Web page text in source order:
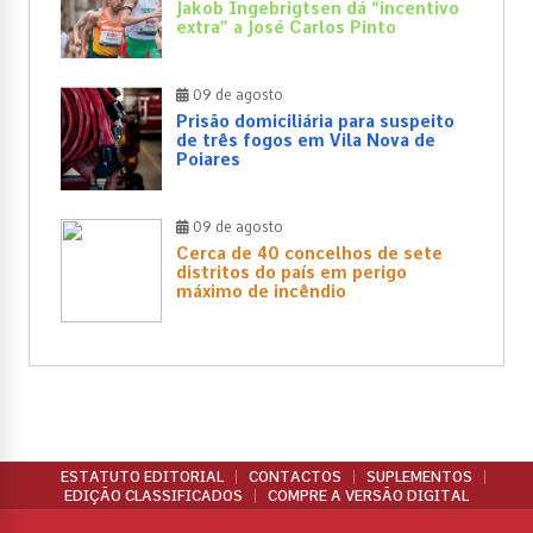
Jakob Ingebrigtsen dá “incentivo
extra” a José Carlos Pinto
09 de agosto
Prisão domiciliária para suspeito
de três fogos em Vila Nova de
Poiares
09 de agosto
Cerca de 40 concelhos de sete
distritos do país em perigo
máximo de incêndio
ESTATUTO EDITORIAL CONTACTOS
SUPLEMENTOS
EDIÇÃO CLASSIFICADOS
COMPRE A VERSÃO DIGITAL